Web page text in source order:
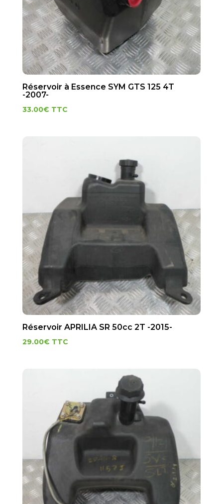
Réservoir à Essence SYM GTS 125 4T
-2007-
33.00€ TTC
Réservoir APRILIA SR 50cc 2T -2015-
29.00€ TTC